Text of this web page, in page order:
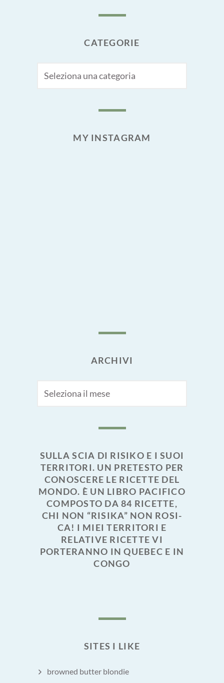
CATEGORIE
MY INSTAGRAM
ARCHIVI
SULLA SCIA DI RISIKO E I SUOI
TERRITORI. UN PRETESTO PER
CONOSCERE LE RICETTE DEL
MONDO. È UN LIBRO PACIFICO
COMPOSTO DA 84 RICETTE,
CHI NON “RISIKA” NON ROSI-
CA! I MIEI TERRITORI E
RELATIVE RICETTE VI
PORTERANNO IN QUEBEC E IN
CONGO
SITES I LIKE
browned butter blondie